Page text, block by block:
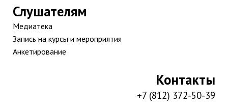
Слушателям
Медиатека
Запись на курсы и мероприятия
Анкетирование
Контакты
+7 (812) 372-50-39